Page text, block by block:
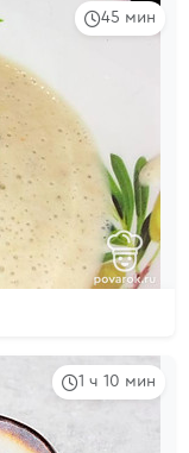
45 мин
1 ч 10 мин